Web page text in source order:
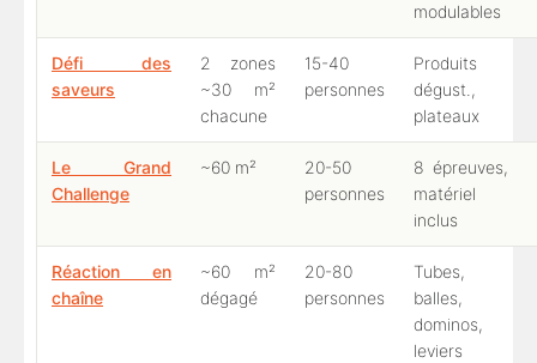
modulables
Défi des
saveurs
2 zones
~30 m²
chacune
15-40
personnes
Produits
dégust.,
plateaux
Le Grand
Challenge
~60 m²
20-50
personnes
8 épreuves,
matériel
inclus
Réaction en
chaîne
~60 m²
dégagé
20-80
personnes
Tubes,
balles,
dominos,
leviers